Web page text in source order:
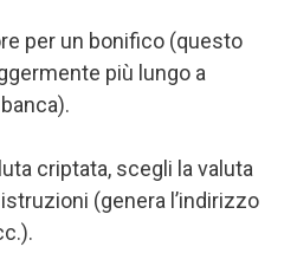
per un bonifico (questo
più lungo a
criptata, scegli la valuta
(genera l’indirizzo